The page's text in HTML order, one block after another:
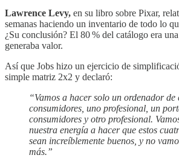
Lawrence Levy, en su libro sobre Pixar,
semanas haciendo un inventario de todo lo
¿Su conclusión? El 80 % del catálogo era
generaba valor.
Así que Jobs hizo un ejercicio de
simple matriz 2x2 y declaró:
“Vamos a hacer solo un ordenador
consumidores, uno profesional, un
consumidores y otro profesional.
nuestra energía a hacer que estos
sean increíblemente buenos, y no
más.”